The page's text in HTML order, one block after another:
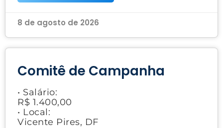
8 de agosto de 2026
Comitê de Campanha
• Salário:
R$ 1.400,00
• Local:
Vicente Pires, DF